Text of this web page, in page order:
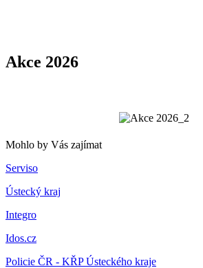
Akce 2026
Mohlo by Vás zajímat
Serviso
Ústecký kraj
Integro
Idos.cz
Policie ČR - KŘP Ústeckého kraje